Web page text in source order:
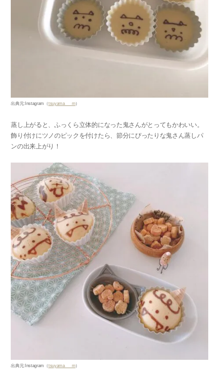
出典元:Instagram （tsuyama___m）
蒸し上がると、ふっくら立体的になった鬼さんがとってもかわいい。
飾り付けにツノのピックを付けたら、節分にぴったりな鬼さん蒸しパ
ンの出来上がり！
出典元:Instagram （tsuyama___m）